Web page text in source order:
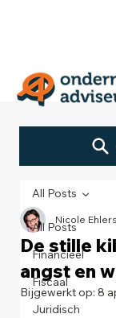
All Posts
Financieel
Fiscaal
Juridisch
All Posts
De stille
angst en
Nicole Ehlers
Bijgewerkt op: 8